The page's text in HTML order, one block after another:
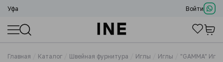
Уфа Войти
Главная Каталог Швейная фурнитура Иглы Иглы "GAMMA"